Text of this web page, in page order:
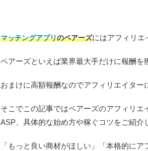
マッチングアプリのペアーズにはアフィリエ
ペアーズといえば業界最大手だけに報酬を
おまけに高額報酬なのでアフィリエイター
そこでこの記事ではペアーズのアフィリエ
ASP、具体的な始め方や稼ぐコツをご紹介
「もっと良い商材がほしい」「本格的に